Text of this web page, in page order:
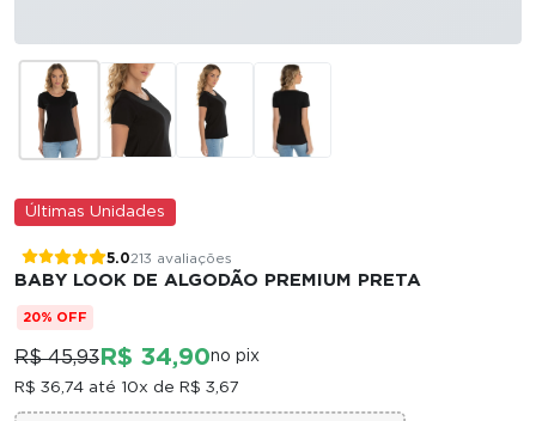
Últimas Unidades
5.0213 avaliações
BABY LOOK DE ALGODÃO PREMIUM PRETA
20% OFF
R$ 45,93 R$ 34,90no pix
R$ 36,74 até 10x de R$ 3,67